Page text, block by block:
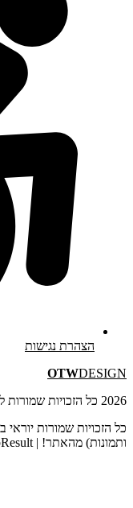
הצהרת נגישות
OTWDESIGN
2026 כל הזכויות שמורות ל-ACFORCARS
כל הזכויות שמורות
ותמונות) מהאתר! | WebSite By WebResult